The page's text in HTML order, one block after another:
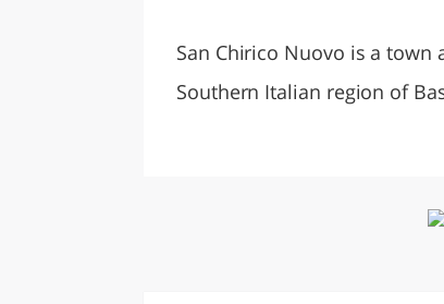
San Chirico Nuovo is a
Southern Italian region of